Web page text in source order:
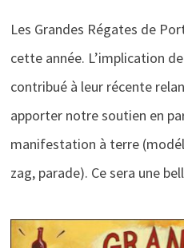
Les Grandes Régates de
cette année. L’implication
contribué à leur récente
apporter notre soutien en
manifestation à terre
zag, parade). Ce sera une